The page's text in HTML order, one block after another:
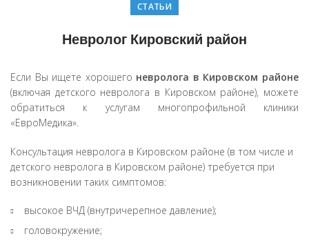
СТАТЬИ
Невролог Кировский район
Если Вы ищете хорошего невролога в Кировском районе
(включая детского невролога в Кировском районе), можете
обратиться к услугам многопрофильной клиники
«ЕвроМедика».
Консультация невролога в Кировском районе (в том числе и
детского невролога в Кировском районе) требуется при
возникновении таких симптомов:
высокое ВЧД (внутричерепное давление);
головокружение;